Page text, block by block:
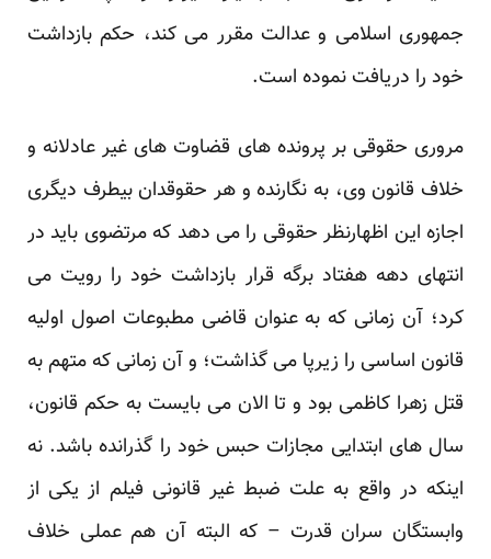
جمهوری اسلامی و عدالت مقرر می کند، حکم بازداشت
خود را دریافت نموده است.
مروری حقوقی بر پرونده های قضاوت های غیر عادلانه و
خلاف قانون وی، به نگارنده و هر حقوقدان بیطرف دیگری
اجازه این اظهارنظر حقوقی را می دهد که مرتضوی باید در
انتهای دهه هفتاد برگه قرار بازداشت خود را رویت می
کرد؛ آن زمانی که به عنوان قاضی مطبوعات اصول اولیه
قانون اساسی را زیرپا می گذاشت؛ و آن زمانی که متهم به
قتل زهرا کاظمی بود و تا الان می بایست به حکم قانون،
سال های ابتدایی مجازات حبس خود را گذرانده باشد. نه
اینکه در واقع به علت ضبط غیر قانونی فیلم از یکی از
وابستگان سران قدرت – که البته آن هم عملی خلاف